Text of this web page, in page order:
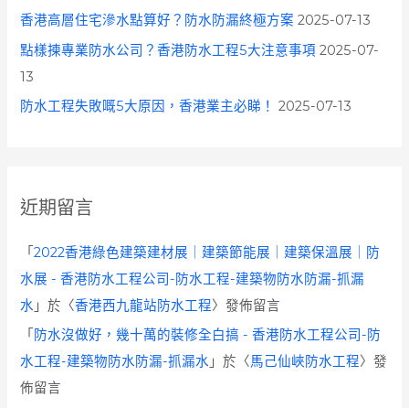
香港高層住宅滲水點算好？防水防漏終極方案 2025-07-13
點樣揀專業防水公司？香港防水工程5大注意事項 2025-07-
13
防水工程失敗嘅5大原因，香港業主必睇！
2025-07-13
近期留言
「2022香港綠色建築建材展｜建築節能展｜建築保溫展｜防
水展 - 香港防水工程公司-防水工程-建築物防水防漏-抓漏
水 」於〈香港西九龍站防水工程〉發佈留言
「 防水沒做好，幾十萬的裝修全白搞 - 香港防水工程公司-防
水工程-建築物防水防漏-抓漏水 」於〈馬己仙峽防水工程〉發
佈留言